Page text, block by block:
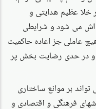
خلا عظیم هدایتی و
اش می شود و شرایطی
عاملی جز اعاده حاکمیت
و در حدی رضایت بخش پر
بر موانع ساختاری
فرهنگی و اقتصادی و